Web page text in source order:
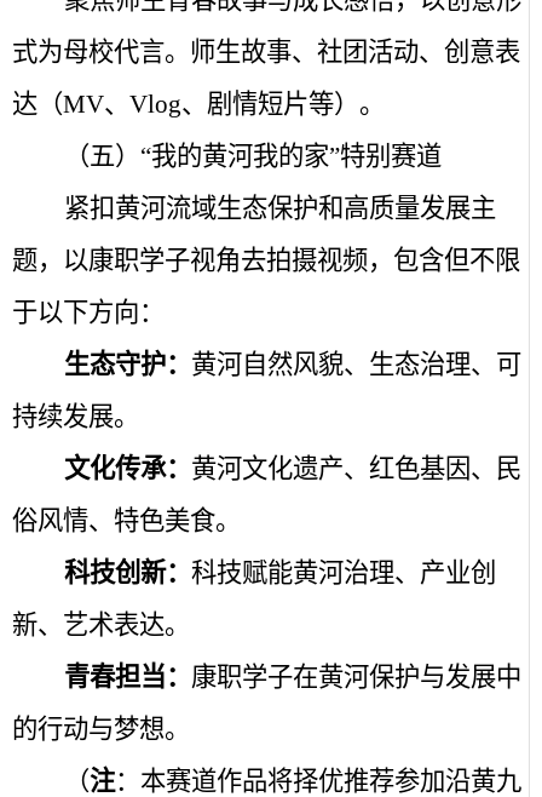
式为母校代言。师生故事、社团活动、创意表
达（MV、 Vlog、剧情短片等）。
（五）“我的黄河我的家”特别赛道
紧扣黄河流域生态保护和高质量发展主
题，以康职学子视角去拍摄视频，包含但不限
于以下方向：
生态守护： 黄河自然风貌、生态治理、可
持续发展。
文化传承： 黄河文化遗产、红色基因、民
俗风情、特色美食。
科技创新： 科技赋能黄河治理、产业创
新、艺术表达。
青春担当： 康职学子在黄河保护与发展中
的行动与梦想。
（注：本赛道作品将择优推荐参加沿黄九